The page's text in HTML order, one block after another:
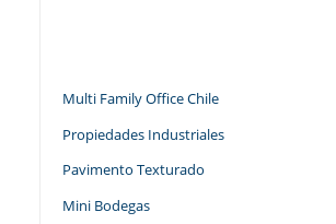
Multi Family Office Chile
Propiedades Industriales
Pavimento Texturado
Mini Bodegas